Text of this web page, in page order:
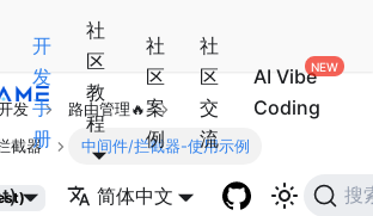
开
发
手
册
社
区
教
程
社
区
案
例
社
区
交
流
AI Vibe
Coding
简体中文 搜
发 路由管理🔥
截器 中间件/拦截器-使用示例